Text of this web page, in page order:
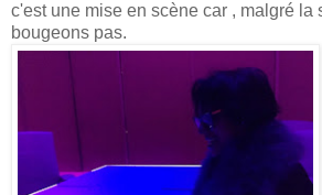
c'est une mise en scène car , malgré la
bougeons pas.